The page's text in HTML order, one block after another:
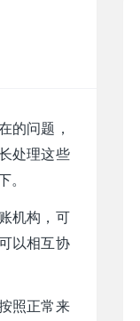
的问题，
处理这些
。
机构，可
以相互协
照正常来